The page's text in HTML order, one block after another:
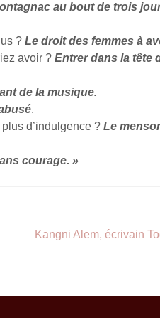
au bout de trois
? Le droit des femmes à
avoir ? Entrer dans la tête
de la musique.
.
d’indulgence ? Le
courage. »
Kangni Alem, écrivain